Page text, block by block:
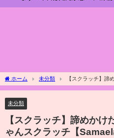
ホーム 未分類
【スクラッチ】諦
ッチ【Samael#488】
未分類
【スクラッチ】諦めかけ
ゃんスクラッチ【